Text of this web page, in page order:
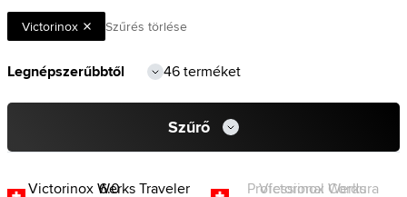
Victorinox Szűrés törlése
46 terméket
Szűrő